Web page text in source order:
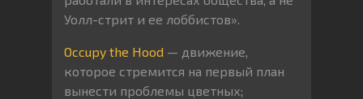
Уолл-стрит и ее лоббистов».
Occupy the Hood — движение,
которое стремится на первый план
вынести проблемы цветных;